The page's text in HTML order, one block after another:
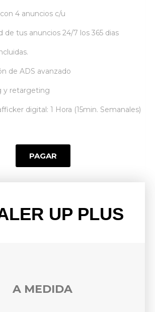
4 anuncios c/u
de tus anuncios 24/7 los 365 dias
de ADS avanzado
y retargeting​
digital: 1 Hora (15min. Semanales)​​
PAGAR
UP PLUS
A MEDIDA